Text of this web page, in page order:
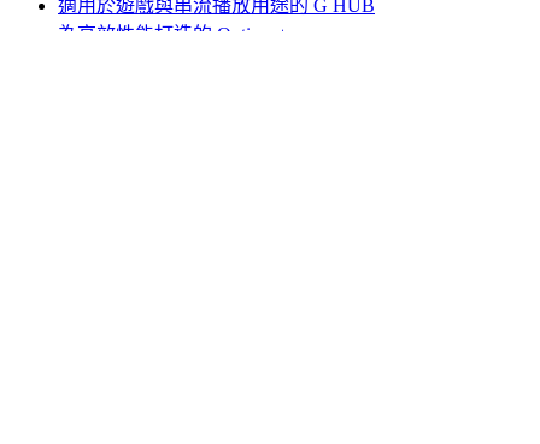
適用於遊戲與串流播放用途的 G HUB
為高效性能打造的 Options+